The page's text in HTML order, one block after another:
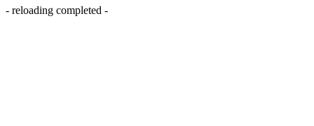
- reloading completed -